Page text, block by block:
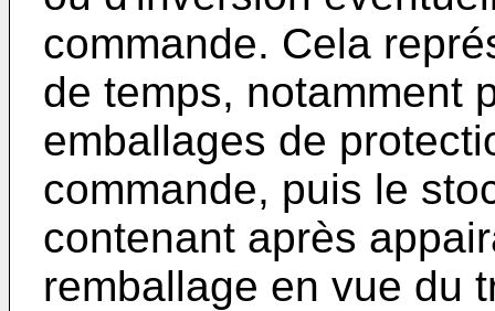
commande. Cela
de temps, notamment
emballages de
commande, puis le
contenant après
remballage en vue du